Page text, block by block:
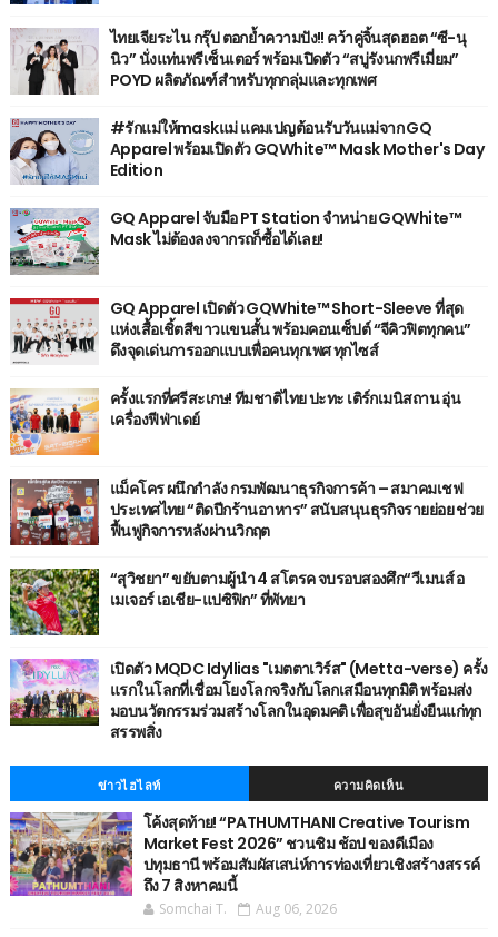
ไทยเจียระไน กรุ๊ป ตอกย้ำความปัง!! คว้าคู่จิ้นสุดฮอต “ซี-นุ
นิว” นั่งแท่นพรีเซ็นเตอร์ พร้อมเปิดตัว “สบู่รังนกพรีเมี่ยม”
POYD ผลิตภัณฑ์สำหรับทุกกลุ่มและทุกเพศ
#รักแม่ให้maskแม่ แคมเปญต้อนรับวันแม่จาก GQ
Apparel พร้อมเปิดตัว GQWhite™ Mask Mother's Day
Edition
GQ Apparel จับมือ PT Station จำหน่าย GQWhite™
Mask ไม่ต้องลงจากรถก็ซื้อได้เลย!
GQ Apparel เปิดตัว GQWhite™ Short-Sleeve ที่สุด
แห่งเสื้อเชิ้ตสีขาวแขนสั้น พร้อมคอนเซ็ปต์ “จีคิวฟิตทุกคน”
ดึงจุดเด่นการออกแบบเพื่อคนทุกเพศ ทุกไซส์
ครั้งแรกที่ศรีสะเกษ! ทีมชาติไทย ปะทะ เติร์กเมนิสถาน อุ่น
เครื่องฟีฟ่าเดย์
แม็คโคร ผนึกกำลัง กรมพัฒนาธุรกิจการค้า – สมาคมเชฟ
ประเทศไทย “ติดปีกร้านอาหาร” สนับสนุนธุรกิจรายย่อย ช่วย
ฟื้นฟูกิจการหลังผ่านวิกฤต
“สุวิชยา” ขยับตามผู้นำ 4 สโตรค จบรอบสองศึก“วีเมนส์ อ
เมเจอร์ เอเชีย-แปซิฟิก” ที่พัทยา
เปิดตัว MQDC Idyllias "เมตตาเวิร์ส" (Metta-verse) ครั้ง
แรกในโลกที่เชื่อมโยงโลกจริงกับโลกเสมือนทุกมิติ พร้อมส่ง
มอบนวัตกรรมร่วมสร้างโลกในอุดมคติ เพื่อสุขอันยั่งยืนแก่ทุก
สรรพสิ่ง
ข่าวไฮไลท์ ความคิดเห็น
โค้งสุดท้าย! “PATHUMTHANI Creative Tourism
Market Fest 2026” ชวนชิม ช้อป ของดีเมือง
ปทุมธานี พร้อมสัมผัสเสน่ห์การท่องเที่ยวเชิงสร้างสรรค์
ถึง 7 สิงหาคมนี้
Somchai T. Aug 06, 2026